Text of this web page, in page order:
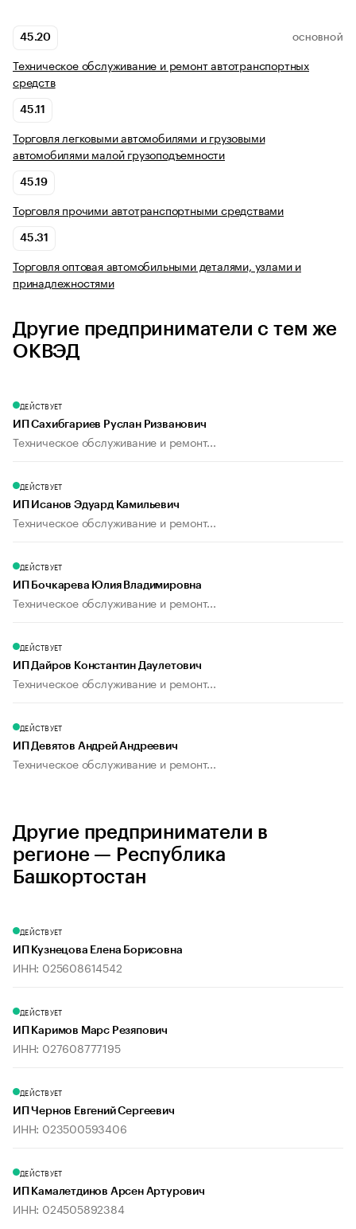
45.20 ОСНОВНОЙ
Техническое обслуживание и ремонт автотранспортных
средств
45.11
Торговля легковыми автомобилями и грузовыми
автомобилями малой грузоподъемности
45.19
Торговля прочими автотранспортными средствами
45.31
Торговля оптовая автомобильными деталями, узлами и
принадлежностями
Другие предприниматели с тем же
ОКВЭД
ДЕЙСТВУЕТ
ИП Сахибгариев Руслан Ризванович
Техническое обслуживание и ремонт...
ДЕЙСТВУЕТ
ИП Исанов Эдуард Камильевич
Техническое обслуживание и ремонт...
ДЕЙСТВУЕТ
ИП Бочкарева Юлия Владимировна
Техническое обслуживание и ремонт...
ДЕЙСТВУЕТ
ИП Дайров Константин Даулетович
Техническое обслуживание и ремонт...
ДЕЙСТВУЕТ
ИП Девятов Андрей Андреевич
Техническое обслуживание и ремонт...
Другие предприниматели в
регионе — Республика
Башкортостан
ДЕЙСТВУЕТ
ИП Кузнецова Елена Борисовна
ИНН: 025608614542
ДЕЙСТВУЕТ
ИП Каримов Марс Резяпович
ИНН: 027608777195
ДЕЙСТВУЕТ
ИП Чернов Евгений Сергеевич
ИНН: 023500593406
ДЕЙСТВУЕТ
ИП Камалетдинов Арсен Артурович
ИНН: 024505892384